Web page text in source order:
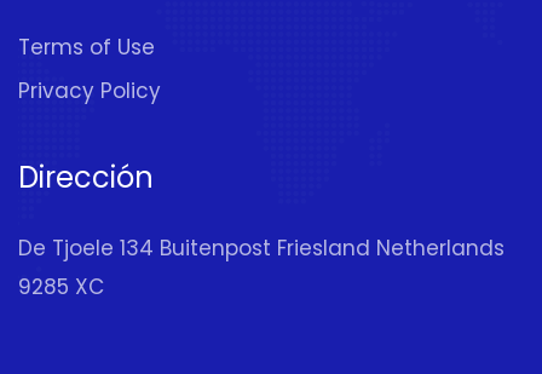
Terms of Use
Privacy Policy
Dirección
De Tjoele 134 Buitenpost Friesland Netherlands
9285 XC